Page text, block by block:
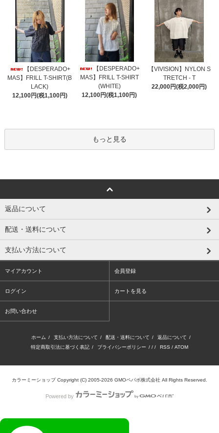
【DESPERADO+
MAS】FRILL T-SHIRT(B
LACK)
12,100円(税1,100円)
【DESPERADO+
MAS】FRILL T-SHIRT
(WHITE)
12,100円(税1,100円)
【VIVISION】NYLON S
TRETCH - T
22,000円(税2,000円)
もっと見る
返品について
配送・送料について
支払い方法について
マイアカウント 会員登録
ログイン カートを見る
お問い合わせ
ホーム / 支払い方法について / 配送・送料について / 返品について /
特定商取引法に基づく表記 / プライバシーポリシー / / / RSS / ATOM
カラーミーショップCopyright (C) 2005-2026 GMOペパボ株式会社 All Rights Reserved.
Powered by